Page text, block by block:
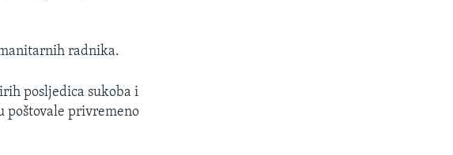
radnika.
posljedica sukoba i
poštovale privremeno